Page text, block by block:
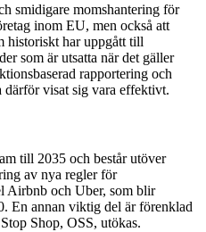
smidigare momshantering för
inom EU, men också att
historiskt har uppgått till
som är utsatta när det gäller
rapportering och
visat sig vara effektivt.
till 2035 och består utöver
av nya regler för
Airbnb och Uber, som blir
En annan viktig del är förenklad
Shop, OSS, utökas.